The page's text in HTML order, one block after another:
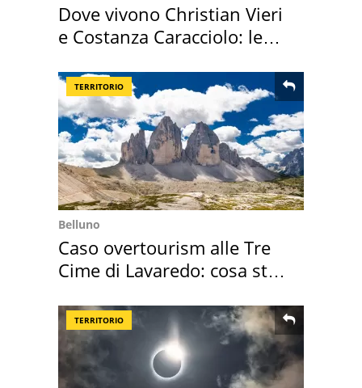
Dove vivono Christian Vieri
e Costanza Caracciolo: le
TERRITORIO
Belluno
Caso overtourism alle Tre
Cime di Lavaredo: cosa sta
TERRITORIO